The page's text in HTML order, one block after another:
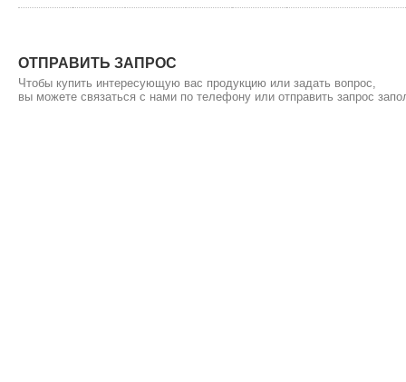
ОТПРАВИТЬ ЗАПРОС
Чтобы купить интересующую вас продукцию или задать вопрос,
вы можете связаться с нами по телефону или отправить запрос